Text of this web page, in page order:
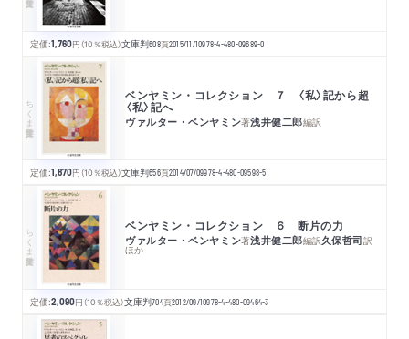
定価:1,760円 （10％税込）文庫判608頁2015/11/10978-4-480-09689-0
ちくま学芸文庫 ベンヤミン・コレクション ７ 〈私〉記から超
〈私〉記へ
ヴァルター・ベンヤミン著浅井健二郎編訳
定価:1,870円 （10％税込）文庫判656頁2014/07/09978-4-480-09598-5
ちくま学芸文庫 ベンヤミン・コレクション ６ 断片の力
ヴァルター・ベンヤミン著浅井健二郎編訳久保哲司訳
ほか
定価:2,090円 （10％税込）文庫判704頁2012/09/10978-4-480-09464-3